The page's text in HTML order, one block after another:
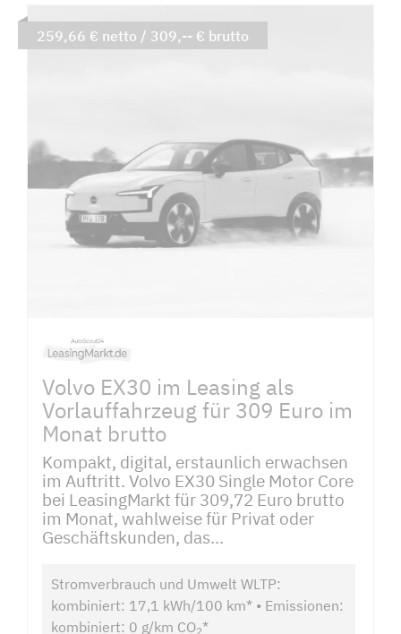
Volvo EX30 im Leasing als
Vorlauffahrzeug für 309 Euro im
Monat brutto
Kompakt, digital, erstaunlich erwachsen
im Auftritt. Volvo EX30 Single Motor Core
bei LeasingMarkt für 309,72 Euro brutto
im Monat, wahlweise für Privat oder
Geschäftskunden, das...
Stromverbrauch und Umwelt WLTP:
kombiniert: 17,1 kWh/100 km* • Emissionen:
kombiniert: 0 g/km CO2*
259,66 € netto / 309,-- € brutto